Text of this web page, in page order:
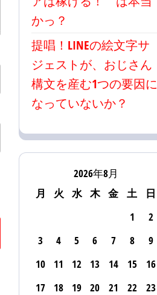
かっ？
提唱！LINEの絵文字サ
ジェストが、おじさん
構文を産む1つの要因に
なっていないか？
2026年8月
月
火 水 木 金 土
日
1
2
3
4 5 6 7 8
9
10
11 12 13 14 15
16
17
18 19 20 21 22
23